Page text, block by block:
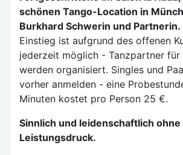
schönen Tango-Location in
Burkhard Schwerin und Partnerin.
Einstieg ist aufgrund des offenen
jederzeit möglich - Tanzpartner für
werden organisiert. Singles und
vorher anmelden - eine
Minuten kostet pro Person 25 €.
Sinnlich und leidenschaftlich ohne
Leistungsdruck.